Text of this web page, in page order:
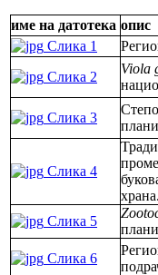
име на датотека опис
Слика 1
Слика 2
Viola
Слика 3
Слика 4
храна.
Слика 5
Слика 6